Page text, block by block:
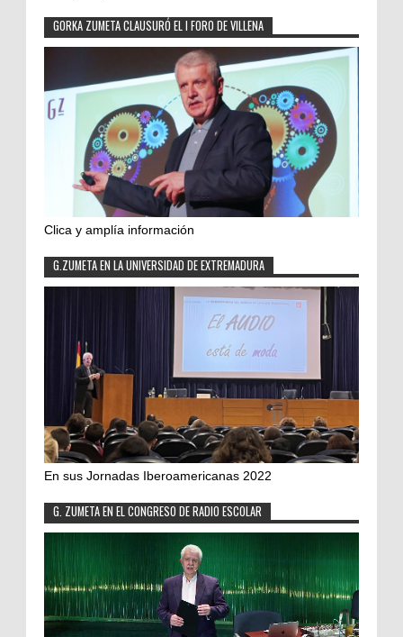
GORKA ZUMETA CLAUSURÓ EL I FORO DE VILLENA
Clica y amplía información
G.ZUMETA EN LA UNIVERSIDAD DE EXTREMADURA
En sus Jornadas Iberoamericanas 2022
G. ZUMETA EN EL CONGRESO DE RADIO ESCOLAR